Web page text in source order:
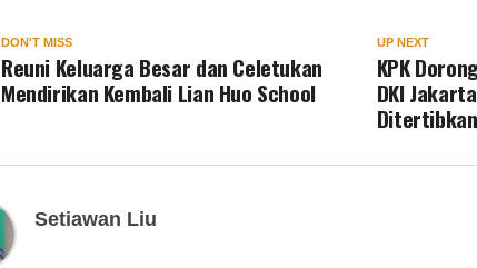
UP NEXT
KPK
DKI
Ditertibkan
DON'T MISS
Reuni Keluarga Besar dan Celetukan
Mendirikan Kembali Lian Huo School
Setiawan Liu